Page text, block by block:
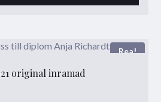
kr.
Rea!
original inramad